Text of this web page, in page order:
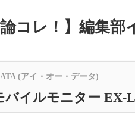
コレ！】編集部
(アイ・オー・データ)
バイルモニター EX-